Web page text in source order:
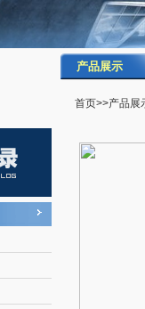
产品展示
首页>>产品展